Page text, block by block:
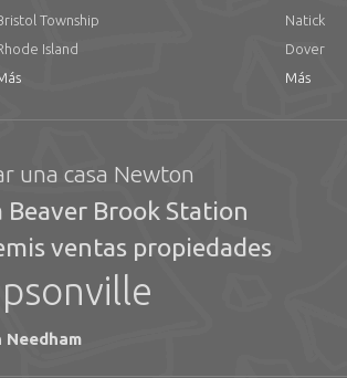
Township
Island
Natick
Dover
Más
una casa Newton
Brook Station
ventas propiedades
Needham